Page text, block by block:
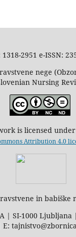
1318-2951 e-ISSN:
nege
Nursing
is licensed
Attribution 4.0
in babiške
| SI-1000 Ljubljana
E: